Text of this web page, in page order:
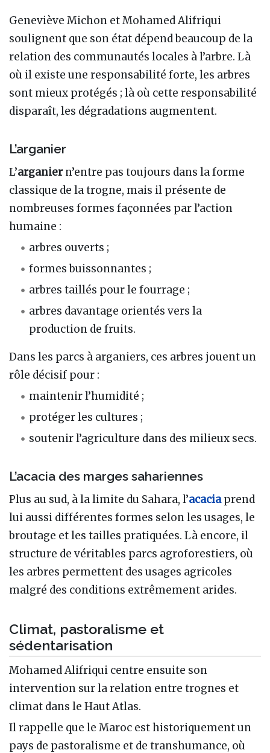
Geneviève Michon et Mohamed Alifriqui
soulignent que son état dépend beaucoup de la
relation des communautés locales à l’arbre. Là
où il existe une responsabilité forte, les arbres
sont mieux protégés ; là où cette responsabilité
disparaît, les dégradations augmentent.
L’arganier
L’arganiern’entre pas toujours dans la forme
classique de la trogne, mais il présente de
nombreuses formes façonnées par l’action
humaine :
arbres ouverts ;
formes buissonnantes ;
arbres taillés pour le fourrage ;
arbres davantage orientés vers la
production de fruits.
Dans les parcs à arganiers, ces arbres jouent un
rôle décisif pour :
maintenir l’humidité ;
protéger les cultures ;
soutenir l’agriculture dans des milieux secs.
L’acacia des marges sahariennes
Plus au sud, à la limite du Sahara, l’acaciaprend
lui aussi différentes formes selon les usages, le
broutage et les tailles pratiquées. Là encore, il
structure de véritables parcs agroforestiers, où
les arbres permettent des usages agricoles
malgré des conditions extrêmement arides.
Climat, pastoralisme et
sédentarisation
Mohamed Alifriqui centre ensuite son
intervention sur la relation entre trognes et
climat dans le Haut Atlas.
Il rappelle que le Maroc est historiquement un
pays de pastoralisme et de transhumance, où